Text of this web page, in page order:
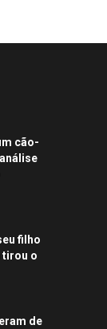
cão-
filho
tirou o
de